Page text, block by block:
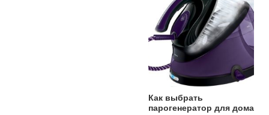
Как выбрать
парогенератор для дома